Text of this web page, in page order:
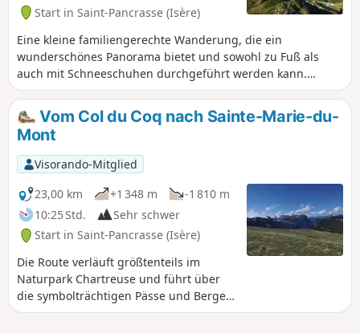
Weinberge und an Bienenstöcken
vorbeikommen.
Start in Saint-Pancrasse (Isère)
Eine kleine familiengerechte Wanderung, die ein
wunderschönes Panorama bietet und sowohl zu Fuß als
auch mit Schneeschuhen durchgeführt werden kann.
Achtung: Um diese Tour mit Schneeschuhen zu machen,
muss man in Les Meunières parken, da die Straße zum Col
du Coq im Winter geschlossen ist. Das bedeutet 4 km und
500 m Höhenunterschied mehr.
Vom Col du Coq nach Sainte-Marie-du-
Mont
Visorando-Mitglied
23,00 km
+1 348 m
-1 810 m
10:25 Std.
Sehr schwer
Start in Saint-Pancrasse (Isère)
Die Route verläuft größtenteils im
Naturpark Chartreuse und führt über
die symbolträchtigen Pässe und Berge
des Massivs. Eine Strecke, die steile